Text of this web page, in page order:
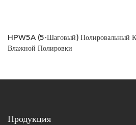
HPW5A (5-Шаговый) Полировальный
Влажной Полировки
Продукция